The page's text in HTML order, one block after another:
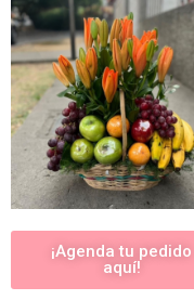
¡Agenda tu pedido
aquí!